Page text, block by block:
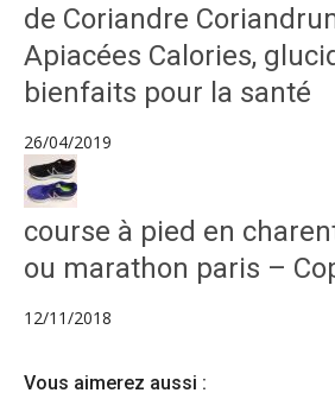
de Coriandre
Apiacées Calories,
bienfaits pour la santé
26/04/2019
course à pied en
ou marathon paris –
12/11/2018
Vous aimerez aussi :